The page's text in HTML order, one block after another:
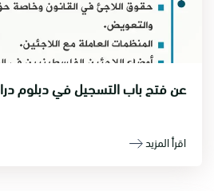
عن فتح باب التسجيل في دبلوم
اقرأ المزيد